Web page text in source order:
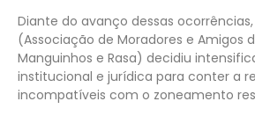
Diante do avanço dessas
(Associação de Moradores e Amigos
Manguinhos e Rasa) decidiu
institucional e jurídica para conter a
incompatíveis com o zoneamento